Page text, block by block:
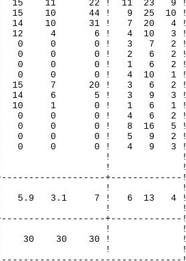
11 22 ! 11 23 9 !
10 44 ! 9 25 10 !
14 10 31 ! 7 20 4 !
! 12 4 6 ! 4 10 3 !
! 0 0 0 ! 3 7 2 !
! 0 0 0 ! 2 6 2 !
! 0 0 0 ! 1 6 2 !
! 0 0 0 ! 4 10 1 !
! 15 7 20 ! 3 6 2 !
! 14 6 5 ! 3 9 3 !
! 10 1 0 ! 1 6 1 !
! 0 0 0 ! 4 6 2 !
! 0 0 0 ! 8 16 5 !
! 0 0 0 ! 5 9 2 !
! 0 0 0 ! 4 9 3 !
! !
! !
+-------------!
! ! ! ! !
! 5.9 3.1 7 ! 6 13 4 !
! !
+-------------!
! ! ! !
30 ! 30 30 30 ! !
! !